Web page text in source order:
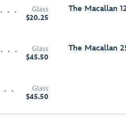
Glass
$20.25
The Macallan
Glass
$45.50
The Macallan
Glass
$45.50